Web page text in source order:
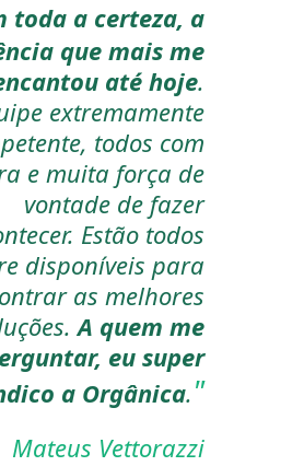
toda a certeza, a
que mais me
até hoje.
extremamente
todos com
e muita força de
vontade de fazer
Estão todos
disponíveis para
as melhores
A quem me
eu super
a Orgânica.
Mateus Vettorazzi